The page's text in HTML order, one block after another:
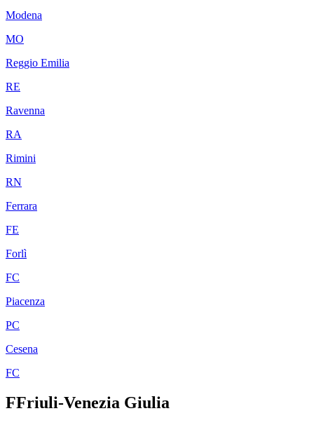
Modena
MO
Reggio Emilia
RE
Ravenna
RA
Rimini
RN
Ferrara
FE
Forlì
FC
Piacenza
PC
Cesena
FC
FFriuli-Venezia Giulia